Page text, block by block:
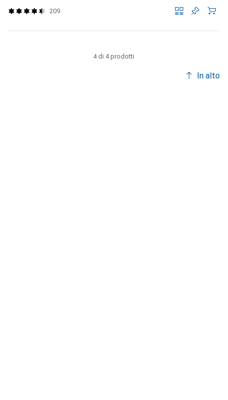
209
4 di 4 prodotti
In alto